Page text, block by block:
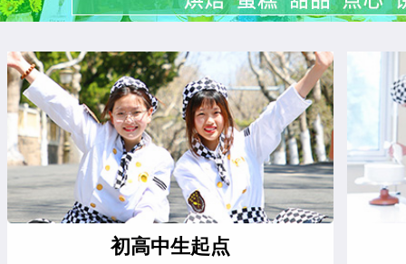
初高中生起点
米其林星厨班 28人
西点店长班 19人
西点全能班 17人
精品西点班 12人
西餐强化班 15人
高端法式甜品班
朱马超 西点全能班
李亚楠 西点店长班
江正羽 西点综合班
王士林 菁英西点专业
胡绍华 周末西点班
左智超